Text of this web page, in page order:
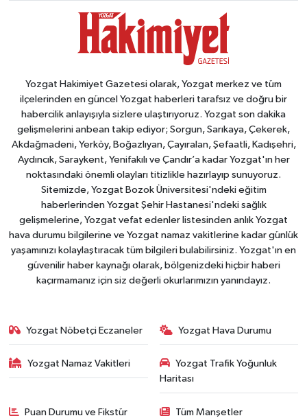
Yozgat Hakimiyet Gazetesi olarak, Yozgat merkez ve tüm
ilçelerinden en güncel Yozgat haberleri tarafsız ve doğru bir
habercilik anlayışıyla sizlere ulaştırıyoruz. Yozgat son dakika
gelişmelerini anbean takip ediyor; Sorgun, Sarıkaya, Çekerek,
Akdağmadeni, Yerköy, Boğazlıyan, Çayıralan, Şefaatli, Kadışehri,
Aydıncık, Saraykent, Yenifakılı ve Çandır’a kadar Yozgat'ın her
noktasındaki önemli olayları titizlikle hazırlayıp sunuyoruz.
Sitemizde, Yozgat Bozok Üniversitesi'ndeki eğitim
haberlerinden Yozgat Şehir Hastanesi'ndeki sağlık
gelişmelerine, Yozgat vefat edenler listesinden anlık Yozgat
hava durumu bilgilerine ve Yozgat namaz vakitlerine kadar günlük
yaşamınızı kolaylaştıracak tüm bilgileri bulabilirsiniz. Yozgat'ın en
güvenilir haber kaynağı olarak, bölgenizdeki hiçbir haberi
kaçırmamanız için siz değerli okurlarımızın yanındayız.
Yozgat Nöbetçi Eczaneler Yozgat Hava Durumu
Yozgat Namaz Vakitleri
Yozgat Trafik Yoğunluk
Haritası
Puan Durumu ve Fikstür Tüm Manşetler